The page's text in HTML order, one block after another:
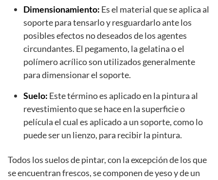
Dimensionamiento: Es el material que se aplica al
soporte para tensarlo y resguardarlo ante los
posibles efectos no deseados de los agentes
circundantes. El pegamento, la gelatina o el
polímero acrílico son utilizados generalmente
para dimensionar el soporte.
Suelo: Este término es aplicado en la pintura al
revestimiento que se hace en la superficie o
película el cual es aplicado a un soporte, como lo
puede ser un lienzo, para recibir la pintura.
Todos los suelos de pintar, con la excepción de los que
se encuentran frescos, se componen de yeso y de un